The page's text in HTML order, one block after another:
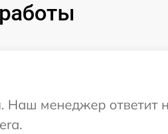
Наш менеджер ответит